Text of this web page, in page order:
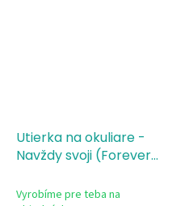
Utierka na okuliare -
Navždy svoji (Forever
Vyrobíme pre teba na